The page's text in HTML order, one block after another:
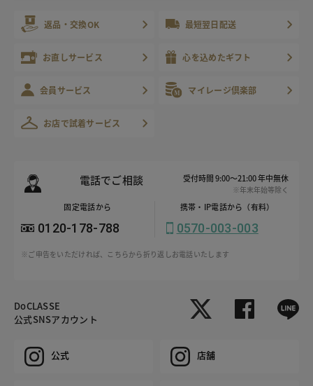
返品・交換OK 最短翌日配送
お直しサービス 心を込めたギフト
会員サービス マイレージ倶楽部
お店で試着サービス
電話でご相談 受付時間 9:00～21:00 年中無休
※年末年始等除く
固定電話から
0120-178-788
携帯・IP電話から（有料）
0570-003-003
※ご申告をいただければ、こちらから折り返しお電話いたします
DoCLASSE
公式SNSアカウント
公式 店舗